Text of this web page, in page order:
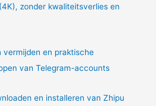
zonder kwaliteitsverlies en
vermijden en praktische
van Telegram-accounts
en installeren van Zhipu